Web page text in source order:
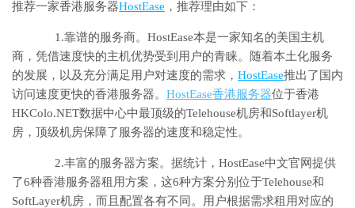
推荐一家香港服务器HostEase ，推荐理由如下：
1.靠谱的服务商。HostEase本是一家知名的美国主机
商，凭借速度快的主机优势受到用户的青睐。随着本土化服务
的发展，以及充分满足用户对速度的需求， HostEase推出了国内
访问速度更快的香港服务器。 HostEase香港服务器位于香港
HKColo.NET数据中心中最顶级的Telehouse机房和Softlayer机
房，顶级机房保障了服务器的速度和稳定性。
2.丰富的服务器方案。据统计，HostEase中文官网提供
了6种香港服务器租用方案，这6种方案分别位于Telehouse和
SoftLayer机房，而且配置各有不同。用户根据需求租用对应的